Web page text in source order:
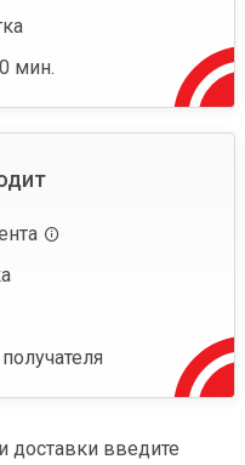
мин.
доставки введите